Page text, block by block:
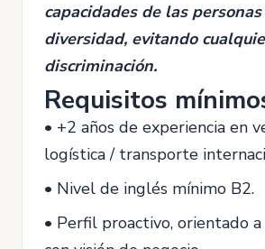
capacidades de las
diversidad, evitando
discriminación.
Requisitos
• +2 años de experiencia en
logística / transporte
• Nivel de inglés mínimo B2.
• Perfil proactivo, orientado